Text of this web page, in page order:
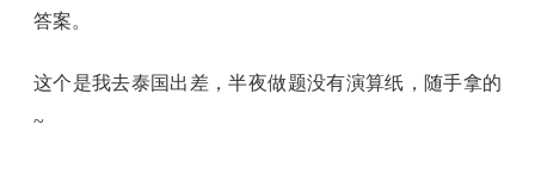
答案。
这个是我去泰国出差，半夜做题没有演算纸，随手拿的
~